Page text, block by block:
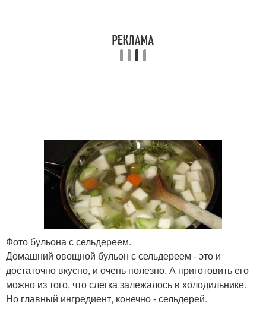
Фото бульона с сельдереем.
Домашний овощной бульон с сельдереем - это и
достаточно вкусно, и очень полезно. А приготовить его
можно из того, что слегка залежалось в холодильнике.
Но главный ингредиент, конечно - сельдерей.